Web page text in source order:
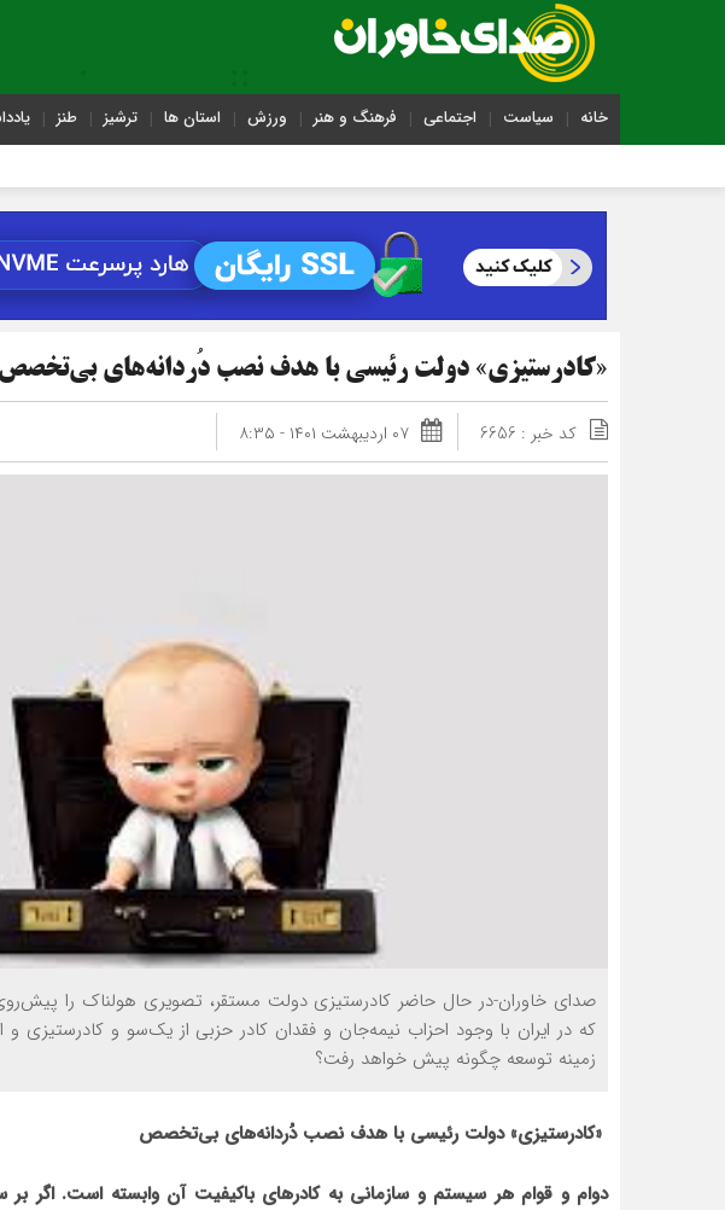
خانه سیاست اجتماعی فرهنگ و هنر ورزش استان ها ترشیز طنز
«کادرستیزی» دولت رئیسی با هدف نصب دُردانه‌های بی‌تخصص
کد خبر : 6656 ۰۷ اردیبهشت ۱۴۰۱ - ۸:۳۵
صدای خاوران-در حال حاضر کادرستیزی دولت مستقر، تصویری هولناک را
که در ایران با وجود احزاب نیمه‌جان و فقدان کادر حزبی از یک‌سو و کادرستیزی
زمینه توسعه چگونه پیش خواهد رفت؟
«کادرستیزی» دولت رئیسی با هدف نصب دُردانه‌های بی‌تخصص
دوام و قوام هر سیستم و سازمانی به کادرهای باکیفیت آن وابسته است. اگر بر